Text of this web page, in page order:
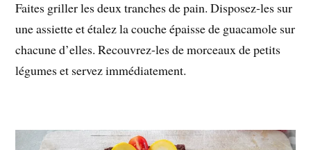
Faites griller les deux tranches de pain. Disposez-les sur
une assiette et étalez la couche épaisse de guacamole sur
chacune d’elles. Recouvrez-les de morceaux de petits
légumes et servez immédiatement.